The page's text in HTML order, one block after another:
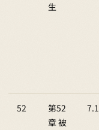
生
52
第52
章 被
7.1